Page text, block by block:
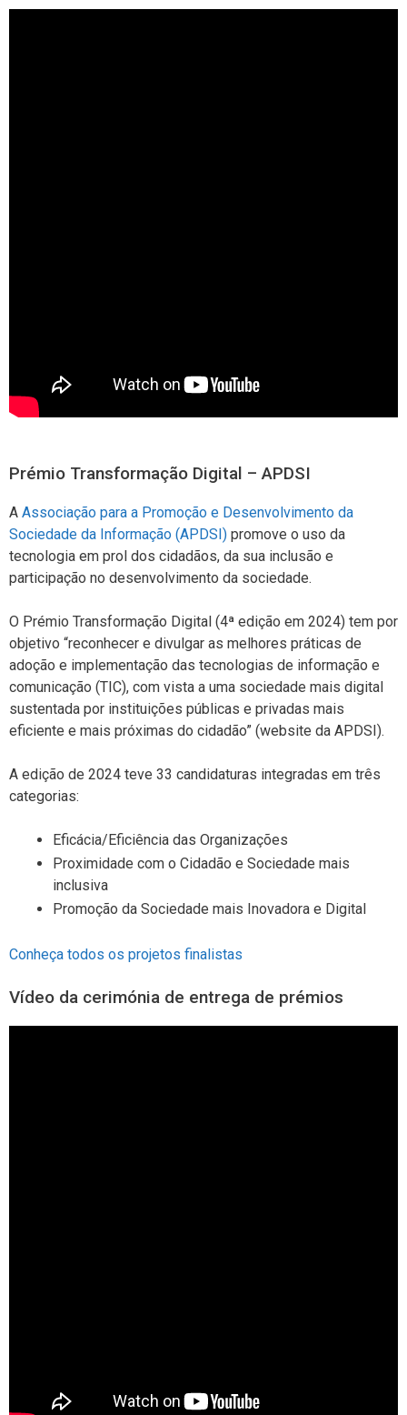
Prémio Transformação Digital – APDSI
A Associação para a Promoção e Desenvolvimento da
Sociedade da Informação (APDSI) promove o uso da
tecnologia em prol dos cidadãos, da sua inclusão e
participação no desenvolvimento da sociedade.
O Prémio Transformação Digital (4ª edição em 2024) tem por
objetivo “reconhecer e divulgar as melhores práticas de
adoção e implementação das tecnologias de informação e
comunicação (TIC), com vista a uma sociedade mais digital
sustentada por instituições públicas e privadas mais
eficiente e mais próximas do cidadão” (website da APDSI).
A edição de 2024 teve 33 candidaturas integradas em três
categorias:
Eficácia/Eficiência das Organizações
Proximidade com o Cidadão e Sociedade mais
inclusiva
Promoção da Sociedade mais Inovadora e Digital
Conheça todos os projetos finalistas
Vídeo da cerimónia de entrega de prémios